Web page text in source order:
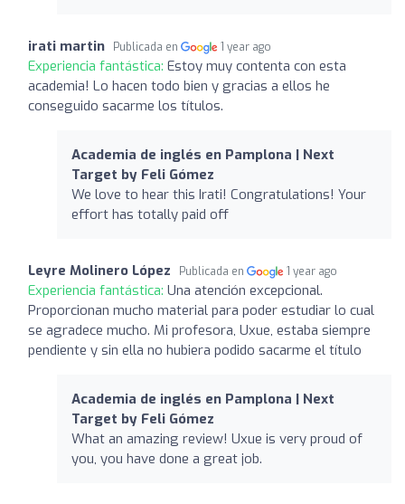
irati martin Publicada en 1 year ago
Experiencia fantástica: Estoy muy contenta con esta
academia! Lo hacen todo bien y gracias a ellos he
conseguido sacarme los títulos.
Academia de inglés en Pamplona | Next
Target by Feli Gómez
We love to hear this Irati! Congratulations! Your
effort has totally paid off
Leyre Molinero López Publicada en 1 year ago
Experiencia fantástica: Una atención excepcional.
Proporcionan mucho material para poder estudiar lo cual
se agradece mucho. Mi profesora, Uxue, estaba siempre
pendiente y sin ella no hubiera podido sacarme el título
Academia de inglés en Pamplona | Next
Target by Feli Gómez
What an amazing review! Uxue is very proud of
you, you have done a great job.